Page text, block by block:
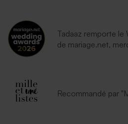
Tadaaz remporte
de mariage.net,
Recommandé par